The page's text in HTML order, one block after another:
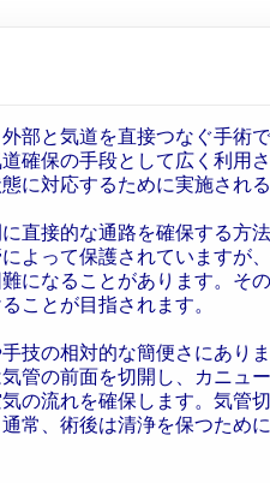
部と気道を直接つなぐ手術
確保の手段として広く利用
に対応するために実施される
直接的な通路を確保する方
よって保護されていますが
になることがあります。そ
ことが目指されます。
技の相対的な簡便さにあり
管の前面を切開し、カニュ
の流れを確保します。気管
常、術後は清浄を保つため